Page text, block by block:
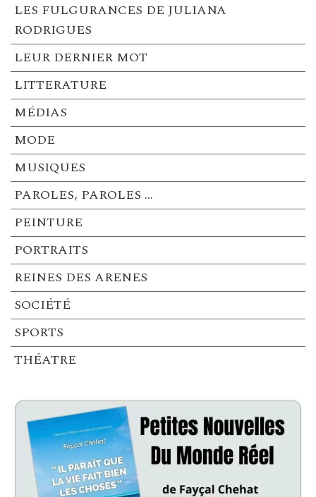
LES FULGURANCES DE JULIANA
RODRIGUES
LEUR DERNIER MOT
LITTERATURE
MÉDIAS
MODE
MUSIQUES
PAROLES, PAROLES …
PEINTURE
PORTRAITS
REINES DES ARENES
SOCIÉTÉ
SPORTS
THÉATRE